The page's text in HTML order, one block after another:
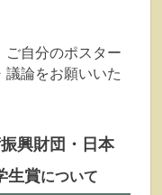
ご自分のポスター
議論をお願いいた
興財団・日本
生賞について